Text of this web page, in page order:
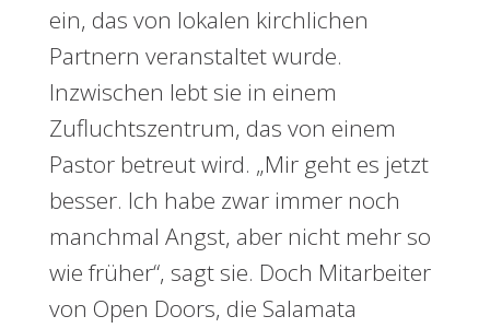
ein, das von lokalen kirchlichen
Partnern veranstaltet wurde.
Inzwischen lebt sie in einem
Zufluchtszentrum, das von einem
Pastor betreut wird. „Mir geht es jetzt
besser. Ich habe zwar immer noch
manchmal Angst, aber nicht mehr so
wie früher“, sagt sie. Doch Mitarbeiter
von Open Doors, die Salamata